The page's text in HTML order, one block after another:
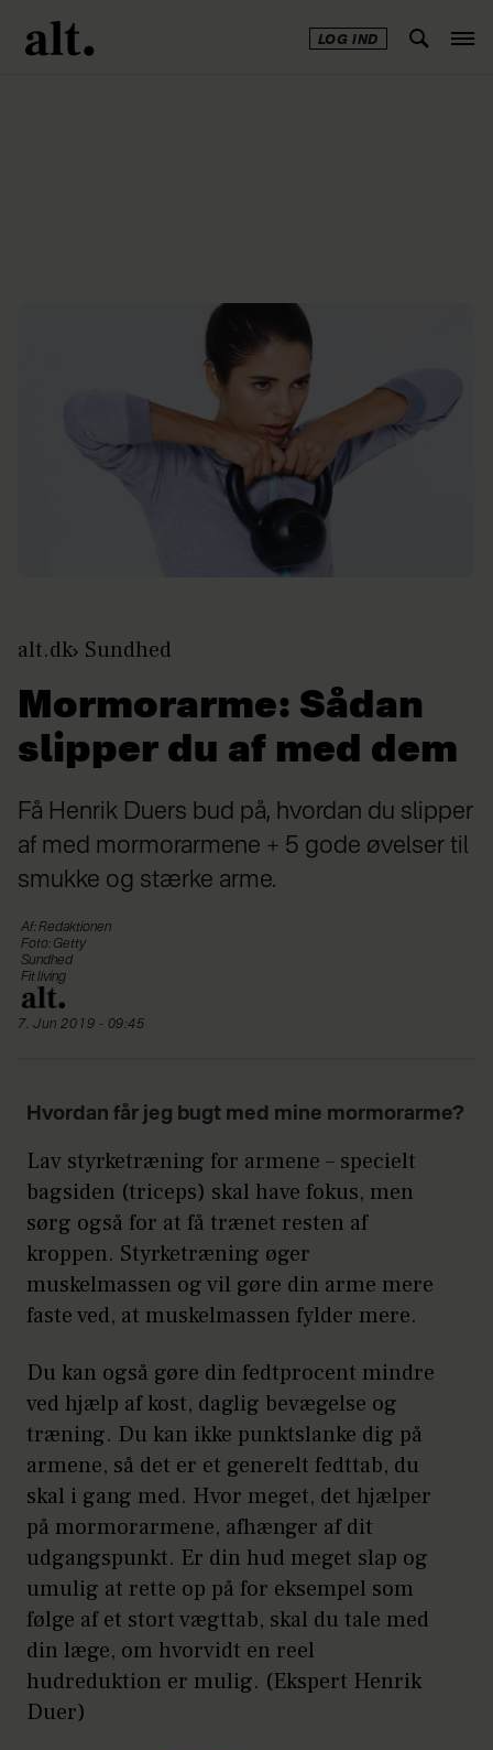
LOG IND
alt.dk Sundhed
Mormorarme: Sådan
slipper du af med dem
Få Henrik Duers bud på, hvordan du slipper
af med mormorarmene + 5 gode øvelser til
smukke og stærke arme.
Af: Redaktionen
Foto: Getty
Sundhed
Fit living
7. Jun 2019 - 09:45
Hvordan får jeg bugt med mine mormorarme?
Lav styrketræning for armene – specielt
bagsiden (triceps) skal have fokus, men
sørg også for at få trænet resten af
kroppen. Styrketræning øger
muskelmassen og vil gøre din arme mere
faste ved, at muskelmassen fylder mere.
Du kan også gøre din fedtprocent mindre
ved hjælp af kost, daglig bevægelse og
træning. Du kan ikke punktslanke dig på
armene, så det er et generelt fedttab, du
skal i gang med. Hvor meget, det hjælper
på mormorarmene, afhænger af dit
udgangspunkt. Er din hud meget slap og
umulig at rette op på for eksempel som
følge af et stort vægttab, skal du tale med
din læge, om hvorvidt en reel
hudreduktion er mulig. (Ekspert Henrik
Duer)